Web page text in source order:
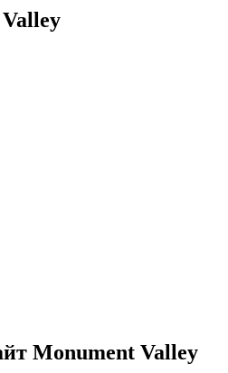
Monument Valley